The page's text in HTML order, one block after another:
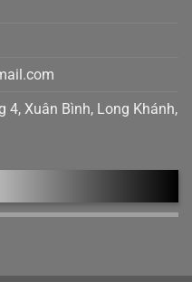
Xuân Bình, Long Khánh,